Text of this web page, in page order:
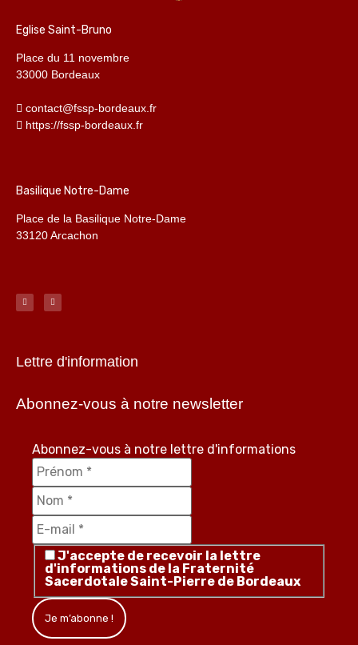
Eglise Saint-Bruno
Place du 11 novembre
33000 Bordeaux
contact@fssp-bordeaux.fr
https://fssp-bordeaux.fr
Basilique Notre-Dame
Place de la Basilique Notre-Dame
33120 Arcachon
Lettre d'information
Abonnez-vous à notre newsletter
Abonnez-vous à notre lettre d'informations
J'accepte de recevoir la lettre
d'informations de la Fraternité
Sacerdotale Saint-Pierre de Bordeaux